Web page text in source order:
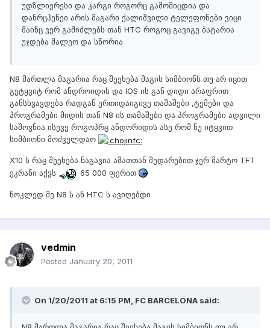
უდზლიერესი და კარგი როგორც გამომიცდია და
დანრცჰენეი არის მაგარი ქალიშვილი ტელეფონები ვიცი
მაინც ვერ გამიძლებს თან HTC როგოც გავიგე ბატარია
უჯდება მალეო და სწორია
N8 მართლა მაგარია რაც შეეხება მაგის სიმბიონს თუ არ იცით
გეტყვიტ რომ ანდროიდის და IOS ის გან დიდი არაფრით
განსხვავდება რადგან ერთიდაიგივე თამაშები ,ტემები და
პროგრამები მიდის თან N8 ის თამაშები და პროგრამები ადვილი
საშოვნია ისევე როგოპრც ანდორიდის ასე რომ ნუ იტყვით
სიმბიონი მოძველდაო
X10 ს რაც შეეხება ნაგავია ამათთან შედარებით ჯერ მარტო TFT
ეკრანი აქვს
65 000 ფერით
ნოკლედ მე N8 ს ან HTC ს ავიღებდი
vedmin
Posted January 20, 2011
On 1/20/2011 at 6:15 PM, FC BARCELONA said: